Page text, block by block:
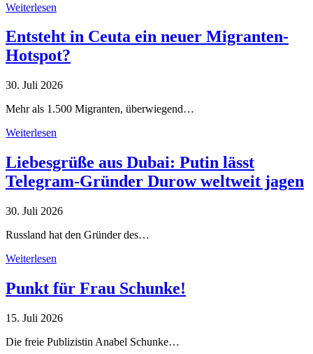
Weiterlesen
Entsteht in Ceuta ein neuer Migranten-
Hotspot?
30. Juli 2026
Mehr als 1.500 Migranten, überwiegend…
Weiterlesen
Liebesgrüße aus Dubai: Putin lässt
Telegram-Gründer Durow weltweit jagen
30. Juli 2026
Russland hat den Gründer des…
Weiterlesen
Punkt für Frau Schunke!
15. Juli 2026
Die freie Publizistin Anabel Schunke…